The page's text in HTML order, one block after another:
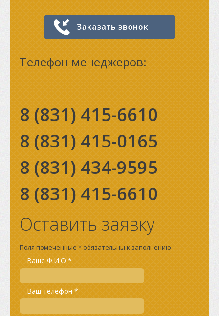
Телефон менеджеров:
8 (831) 415-6610
8 (831) 415-0165
8 (831) 434-9595
8 (831) 415-6610
Оставить заявку
Поля помеченные * обязательны к заполнению
Ваше Ф.И.О *
Ваш телефон *